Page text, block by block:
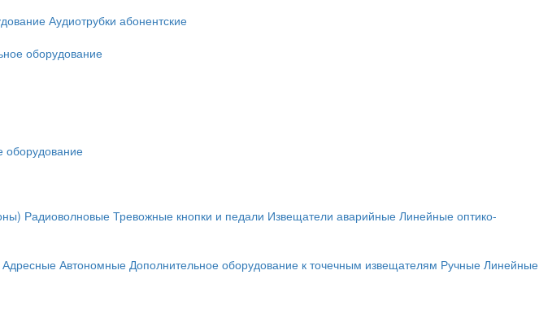
Аудиотрубки абонентские
оборудование
оборудование
Радиоволновые Тревожные кнопки и педали Извещатели аварийные Линейные оптико-
Адресные Автономные Дополнительное оборудование к точечным извещателям Ручные Линейные